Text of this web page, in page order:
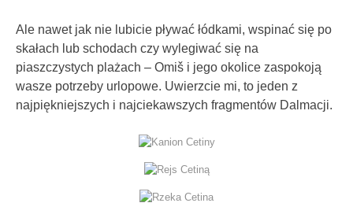
Ale nawet jak nie lubicie pływać łódkami, wspinać się po
skałach lub schodach czy wylegiwać się na
piaszczystych plażach – Omiš i jego okolice zaspokoją
wasze potrzeby urlopowe. Uwierzcie mi, to jeden z
najpiękniejszych i najciekawszych fragmentów Dalmacji.